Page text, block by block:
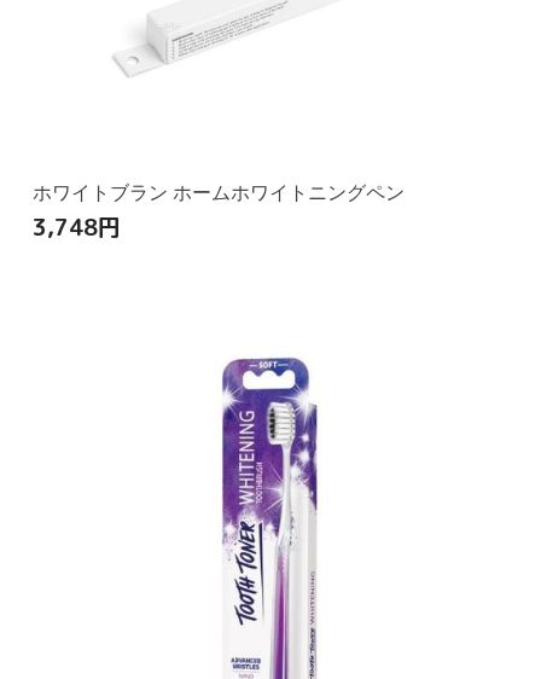
ホワイトブラン ホームホワイトニングペン
3,748円